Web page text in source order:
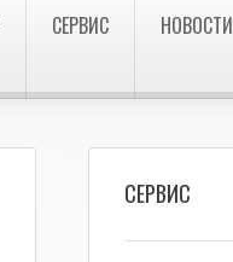
СЕРВИС НОВОСТИ
СЕРВИС